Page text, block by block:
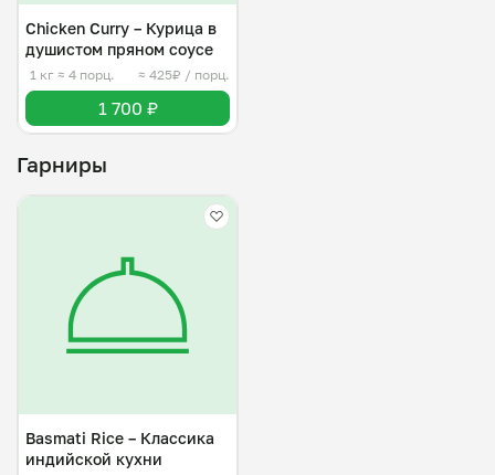
Chicken Curry – Курица в
душистом пряном соусе
1 кг ≈ 4 порц. ≈ 425₽ / порц.
1 700 ₽
Гарниры
Basmati Rice – Классика
индийской кухни